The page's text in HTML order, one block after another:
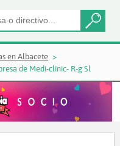
en Albacete
de Medi-clinic- R-g Sl